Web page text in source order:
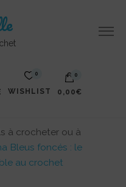
0
WISHLIST
0
0,00€
vide.
à crocheter ou à
Bleus foncés : le
au crochet